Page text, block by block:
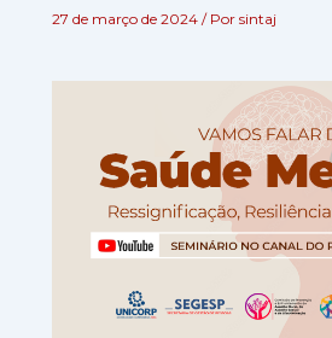
27 de março de 2024 / Por sintaj